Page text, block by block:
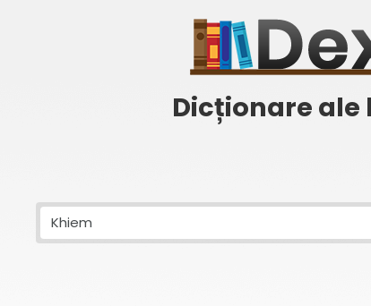
Dicționare